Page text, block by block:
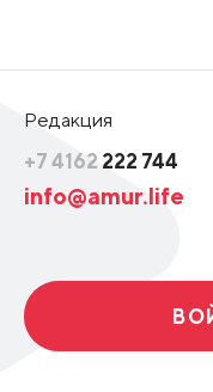
Редакция
+7 4162 222 744
info@amur.life